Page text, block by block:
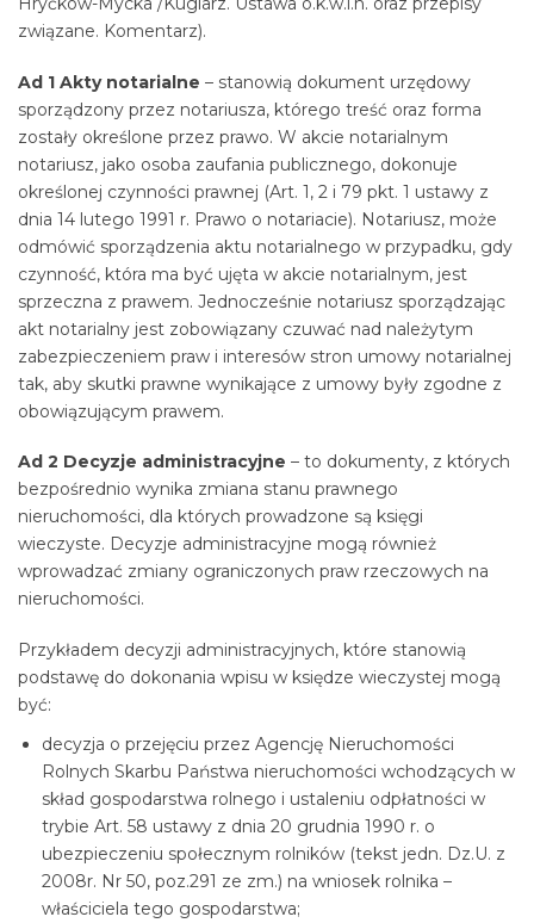
związane. Komentarz).
Ad 1 Akty notarialne – stanowią dokument urzędowy
sporządzony przez notariusza, którego treść oraz forma
zostały określone przez prawo. W akcie notarialnym
notariusz, jako osoba zaufania publicznego, dokonuje
określonej czynności prawnej (Art. 1, 2 i 79 pkt. 1 ustawy z
dnia 14 lutego 1991 r. Prawo o notariacie). Notariusz, może
odmówić sporządzenia aktu notarialnego w przypadku, gdy
czynność, która ma być ujęta w akcie notarialnym, jest
sprzeczna z prawem. Jednocześnie notariusz sporządzając
akt notarialny jest zobowiązany czuwać nad należytym
zabezpieczeniem praw i interesów stron umowy notarialnej
tak, aby skutki prawne wynikające z umowy były zgodne z
obowiązującym prawem.
Ad 2 Decyzje administracyjne – to dokumenty, z których
bezpośrednio wynika zmiana stanu prawnego
nieruchomości, dla których prowadzone są księgi
wieczyste. Decyzje administracyjne mogą również
wprowadzać zmiany ograniczonych praw rzeczowych na
nieruchomości.
Przykładem decyzji administracyjnych, które stanowią
podstawę do dokonania wpisu w księdze wieczystej mogą
być:
decyzja o przejęciu przez Agencję Nieruchomości
Rolnych Skarbu Państwa nieruchomości wchodzących w
skład gospodarstwa rolnego i ustaleniu odpłatności w
trybie Art. 58 ustawy z dnia 20 grudnia 1990 r. o
ubezpieczeniu społecznym rolników (tekst jedn. Dz.U. z
2008r. Nr 50, poz.291 ze zm.) na wniosek rolnika –
właściciela tego gospodarstwa;